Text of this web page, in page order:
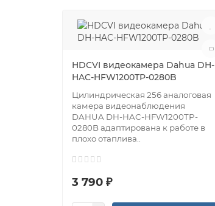
HDCVI видеокамера Dahua DH-
HAC-HFW1200TP-0280B
Цилиндрическая 256 аналоговая
камера видеонаблюдения
DAHUA DH-HAC-HFW1200TP-
0280B адаптирована к работе в
плохо отаплива..
3 790 ₽